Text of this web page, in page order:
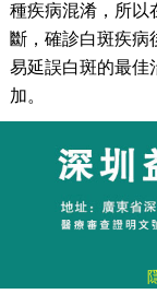
種疾病混淆，所以
斷，確診白斑疾病
易延誤白斑的最佳
加。